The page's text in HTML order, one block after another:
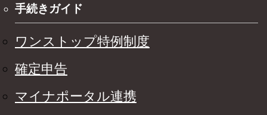
手続きガイド
ワンストップ特例制度
確定申告
マイナポータル連携